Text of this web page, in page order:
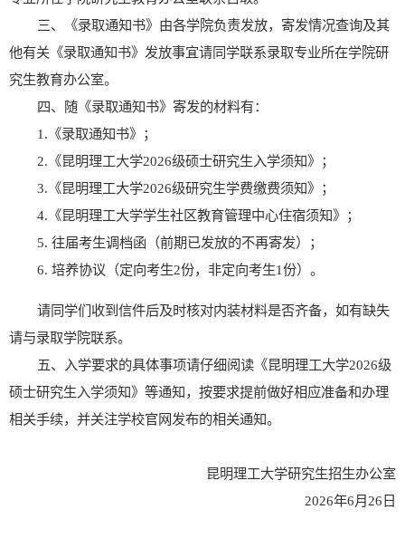
三、《录取通知书》由各学院负责发放，寄发情况查询及其
他有关《录取通知书》发放事宜请同学联系录取专业所在学院研
究生教育办公室。
四、随《录取通知书》寄发的材料有：
1. 《录取通知书》；
2. 《昆明理工大学2026级硕士研究生入学须知》；
3. 《昆明理工大学2026级研究生学费缴费须知》；
4. 《昆明理工大学学生社区教育管理中心住宿须知》；
5. 往届考生调档函（前期已发放的不再寄发）
；
6. 培养协议（定向考生2份，非定向考生1份）。
请同学们收到信件后及时核对内装材料是否齐备，如有缺失
请与录取学院联系。
五、入学要求的具体事项请仔细阅读《昆明理工大学2026级
硕士研究生入学须知》 等通知，按要求提前做好相应准备和办理
相关手续， 并关注学校官网发布的相关通知。
昆明理工大学研究生招生办公室
2026年6月 26 日